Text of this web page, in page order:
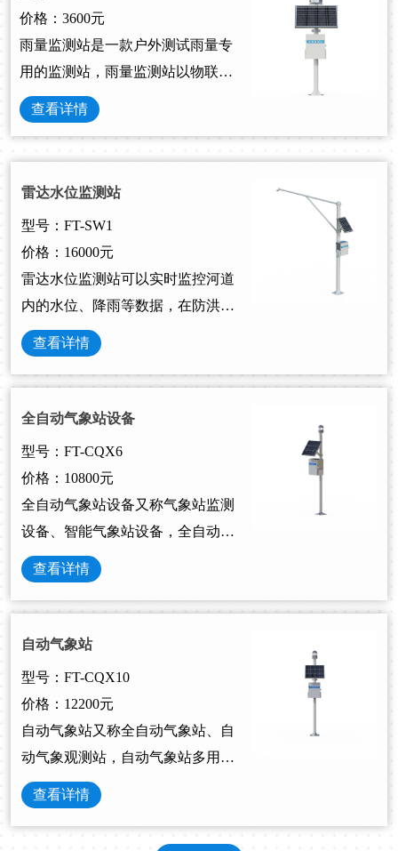
价格：3600元
雨量监测站是一款户外测试雨量专
用的监测站，雨量监测站以物联网
为基础的现代型雨量站，由雨量传
感器（雨量筒）、数据发送装置、
查看详情
雷达水位监测站
型号：FT-SW1
价格：16000元
雷达水位监测站可以实时监控河道
内的水位、降雨等数据，在防洪减
灾中起到重要作用，暴雨具有季节
性、频发性、高强度的特点，雷达
水位监测站因此显得尤为重要。
查看详情
全自动气象站设备
型号：FT-CQX6
价格：10800元
全自动气象站设备又称气象站监测
设备、智能气象站设备，全自动气
象站设备包括传感器、采集器、电
源等，用于对风速、风向、温度、
湿度、气压、光学雨量等气象要素
进行全天候现场监测。
查看详情
自动气象站
型号：FT-CQX10
价格：12200元
自动气象站又称全自动气象站、自
动气象观测站，自动气象站多用于
气象监测和预报，是一种气象监测
设备，风途科技是自动气象站厂
查看详情